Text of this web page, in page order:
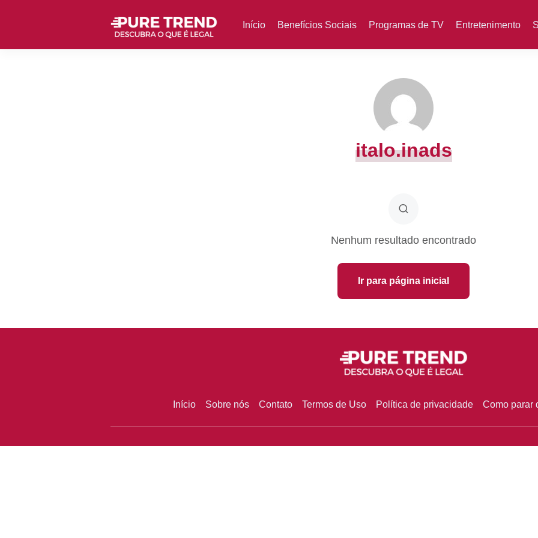
Início Benefícios Sociais Programas de TV Entretenimento
italo.inads
Nenhum resultado encontrado
Ir para página inicial
Início Sobre nós Contato Termos de Uso Política de privacidade Como parar